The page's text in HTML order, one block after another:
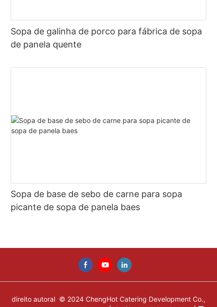
Sopa de galinha de porco para fábrica de sopa
de panela quente
Sopa de base de sebo de carne para sopa
picante de sopa de panela baes
direito autoral © 2024 ChengHot Catering Development Co.,